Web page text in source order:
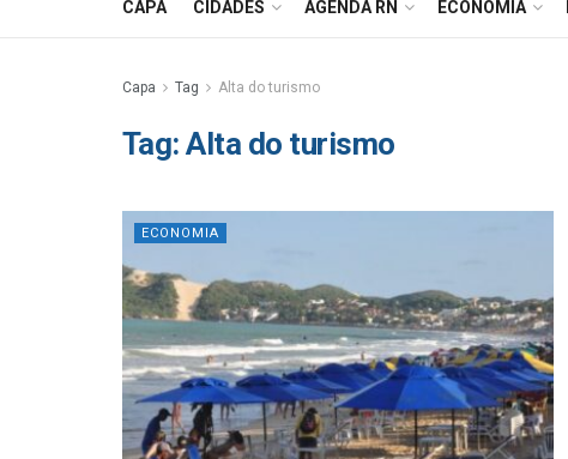
CAPA CIDADES AGENDA RN ECONOMIA
Capa Tag Alta do turismo
Tag:Alta do turismo
ECONOMIA